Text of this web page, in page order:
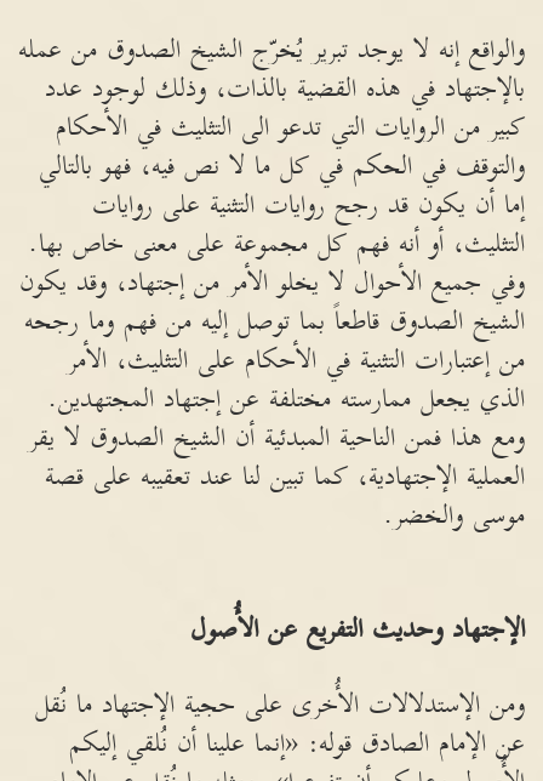
والواقع إنه لا يوجد تبرير يُخرّج الشيخ الصدوق من عمله
بالإجتهاد في هذه القضية بالذات، وذلك لوجود عدد
كبير من الروايات التي تدعو الى التثليث في الأحكام
والتوقف في الحكم في كل ما لا نص فيه، فهو بالتالي
إما أن يكون قد رجح روايات التثنية على روايات
التثليث، أو أنه فهم كل مجموعة على معنى خاص بها.
وفي جميع الأحوال لا يخلو الأمر من إجتهاد، وقد يكون
الشيخ الصدوق قاطعاً بما توصل إليه من فهم وما رجحه
من إعتبارات التثنية في الأحكام على التثليث، الأمر
الذي يجعل ممارسته مختلفة عن إجتهاد المجتهدين.
ومع هذا فمن الناحية المبدئية أن الشيخ الصدوق لا يقر
العملية الإجتهادية، كما تبين لنا عند تعقيبه على قصة
موسى والخضر.
الإجتهاد وحديث التفريع عن الأُصول
ومن الإستدلالات الأُخرى على حجية الإجتهاد ما نُقل
عن الإمام الصادق قوله: «إنما علينا أن نُلقي إليكم